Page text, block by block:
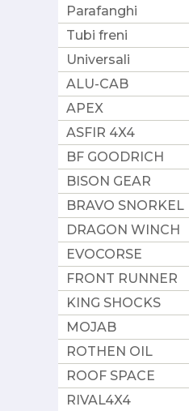
Parafanghi
Tubi freni
Universali
ALU-CAB
APEX
ASFIR 4X4
BF GOODRICH
BISON GEAR
BRAVO SNORKEL
DRAGON WINCH
EVOCORSE
FRONT RUNNER
KING SHOCKS
MOJAB
ROTHEN OIL
ROOF SPACE
RIVAL4X4